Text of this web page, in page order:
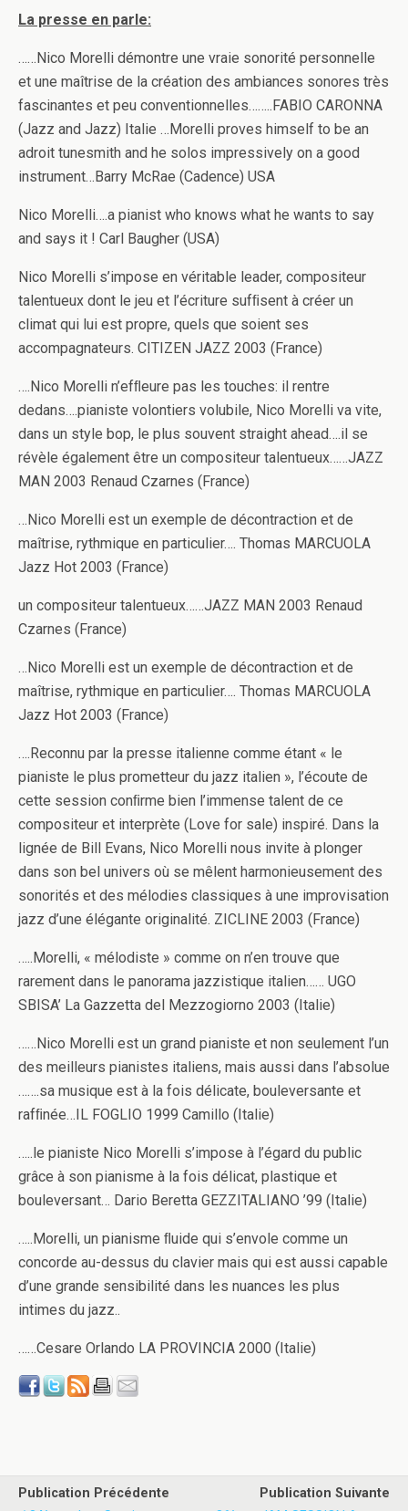
La presse en parle:
……Nico Morelli démontre une vraie sonorité personnelle
et une maîtrise de la création des ambiances sonores très
fascinantes et peu conventionnelles……..FABIO CARONNA
(Jazz and Jazz) Italie …Morelli proves himself to be an
adroit tunesmith and he solos impressively on a good
instrument…Barry McRae (Cadence) USA
Nico Morelli….a pianist who knows what he wants to say
and says it ! Carl Baugher (USA)
Nico Morelli s’impose en véritable leader, compositeur
talentueux dont le jeu et l’écriture sufﬁsent à créer un
climat qui lui est propre, quels que soient ses
accompagnateurs. CITIZEN JAZZ 2003 (France)
….Nico Morelli n’efﬂeure pas les touches: il rentre
dedans….pianiste volontiers volubile, Nico Morelli va vite,
dans un style bop, le plus souvent straight ahead….il se
révèle également être un compositeur talentueux……JAZZ
MAN 2003 Renaud Czarnes (France)
…Nico Morelli est un exemple de décontraction et de
maîtrise, rythmique en particulier…. Thomas MARCUOLA
Jazz Hot 2003 (France)
un compositeur talentueux……JAZZ MAN 2003 Renaud
Czarnes (France)
…Nico Morelli est un exemple de décontraction et de
maîtrise, rythmique en particulier…. Thomas MARCUOLA
Jazz Hot 2003 (France)
….Reconnu par la presse italienne comme étant « le
pianiste le plus prometteur du jazz italien », l’écoute de
cette session conﬁrme bien l’immense talent de ce
compositeur et interprète (Love for sale) inspiré. Dans la
lignée de Bill Evans, Nico Morelli nous invite à plonger
dans son bel univers où se mêlent harmonieusement des
sonorités et des mélodies classiques à une improvisation
jazz d’une élégante originalité. ZICLINE 2003 (France)
…..Morelli, « mélodiste » comme on n’en trouve que
rarement dans le panorama jazzistique italien…… UGO
SBISA’ La Gazzetta del Mezzogiorno 2003 (Italie)
……Nico Morelli est un grand pianiste et non seulement l’un
des meilleurs pianistes italiens, mais aussi dans l’absolue
…….sa musique est à la fois délicate, bouleversante et
rafﬁnée…IL FOGLIO 1999 Camillo (Italie)
…..le pianiste Nico Morelli s’impose à l’égard du public
grâce à son pianisme à la fois délicat, plastique et
bouleversant… Dario Beretta GEZZITALIANO ’99 (Italie)
…..Morelli, un pianisme ﬂuide qui s’envole comme un
concorde au-dessus du clavier mais qui est aussi capable
d’une grande sensibilité dans les nuances les plus
intimes du jazz..
……Cesare Orlando LA PROVINCIA 2000 (Italie)
Publication Précédente
Publication Suivante